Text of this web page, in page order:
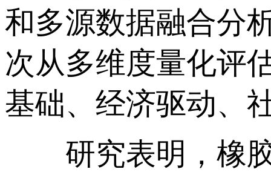
和多源数据融合分
次从多维度量化评
基础、经济驱动、
研究表明，橡胶